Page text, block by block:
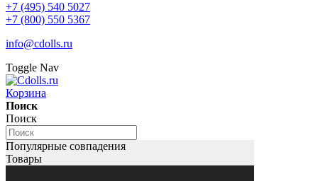
+7 (495) 540 5027
+7 (800) 550 5367
info@cdolls.ru
Toggle Nav
Корзина
Поиск
Поиск
Популярные совпадения
Товары